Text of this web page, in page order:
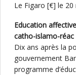
Le Figaro [€] le
Education
catho-islamo-réac
Dix ans après la
gouvernement
programme